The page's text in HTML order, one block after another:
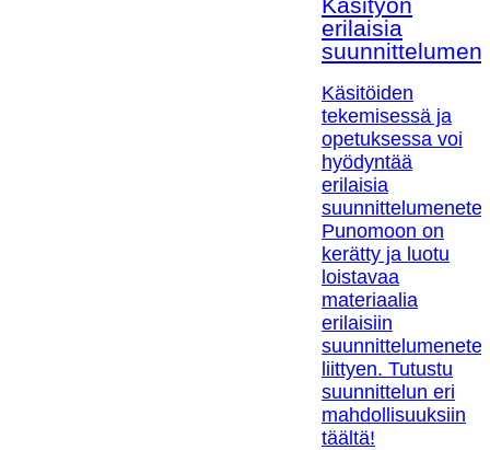
Käsityön
erilaisia
Käsitöiden
tekemisessä ja
opetuksessa voi
hyödyntää
erilaisia
Punomoon on
kerätty ja luotu
loistavaa
materiaalia
erilaisiin
liittyen. Tutustu
suunnittelun eri
mahdollisuuksiin
täältä!